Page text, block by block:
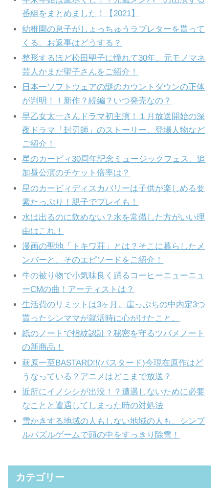
番組をまとめました！【2021】
幼稚園の息子がしょっちゅうラブレターを貰って
くる。お返事はどうする？
整形するほど松田聖子に憧れて30年。元モノマネ
芸人かまだ聖子さんをご紹介！
日本一ソフトウェアの謎のカウントダウンの正体
が判明！！新作？続編？いつ発売なの？
早乙女太一さんドラマ初主演！１月放送開始の深
夜ドラマ「封刃師」のストーリー、登場人物など
ご紹介！
星のカービィ30周年記念ミュージックフェス、追
加昼公演のチケット倍率は？
星のカービィディスカバリーは子供が楽しめる要
素たっぷり！親子でプレイも！
水は出るのに飲めない？水を常備した方がいい理
由はこれ！
漫画の聖地「トキワ荘」とは？そこに暮らしたメ
ンバーと、そのエピソードをご紹介！
牛の被り物で小気味良く踊るコーヒーニューニュ
ーCMの曲！アーティストは？
生活費のリミットは3ヶ月。崖っぷちの中内定3つ
貰ったシンママが就活時に心がけたこと。
紙のノートで指紋認証？秘密を守るツバメノート
の新商品！
萩原一至BASTARD!!(バスタード)今現在原作はど
うなっている？アニメはどこまで放送？
近所にイノシシが出没！？遭遇しないために必要
なことと遭遇してしまった時の対処法
雪かきする地域の人もしない地域の人も、シンプ
ルパズルゲームで頭の中をすっきり除雪！
カテゴリー